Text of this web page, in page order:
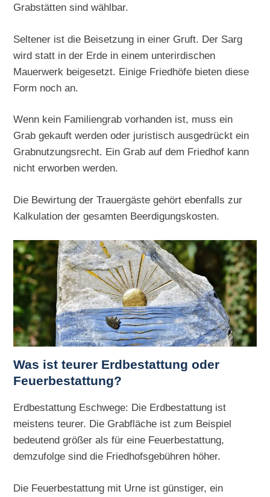
Grabstätten sind wählbar.
Seltener ist die Beisetzung in einer Gruft. Der Sarg
wird statt in der Erde in einem unterirdischen
Mauerwerk beigesetzt. Einige Friedhöfe bieten diese
Form noch an.
Wenn kein Familiengrab vorhanden ist, muss ein
Grab gekauft werden oder juristisch ausgedrückt ein
Grabnutzungsrecht. Ein Grab auf dem Friedhof kann
nicht erworben werden.
Die Bewirtung der Trauergäste gehört ebenfalls zur
Kalkulation der gesamten Beerdigungskosten.
Was ist teurer Erdbestattung oder
Feuerbestattung?
Erdbestattung Eschwege: Die Erdbestattung ist
meistens teurer. Die Grabfläche ist zum Beispiel
bedeutend größer als für eine Feuerbestattung,
demzufolge sind die Friedhofsgebühren höher.
Die Feuerbestattung mit Urne ist günstiger, ein